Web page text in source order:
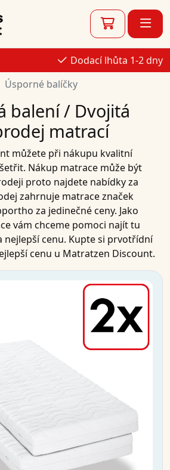
Dodací lhůta 1-2 dny
Úsporné balíčky
balení / Dvojitá
matrací
můžete při nákupu kvalitní
Nákup matrace může být
proto najdete nabídkyza
zahrnuje matraceznaček
za jedinečné ceny. Jako
vám chceme pomoci najít tu
nejlepší cenu. Kupte si prvotřídní
cenu u Matratzen Discount.